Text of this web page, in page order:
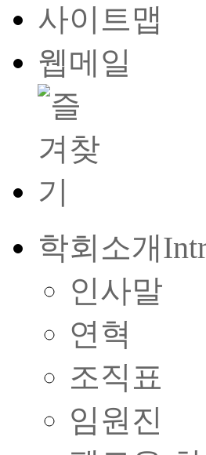
사이트맵
웹메일
학회소개
인사말
연혁
조직표
임원진